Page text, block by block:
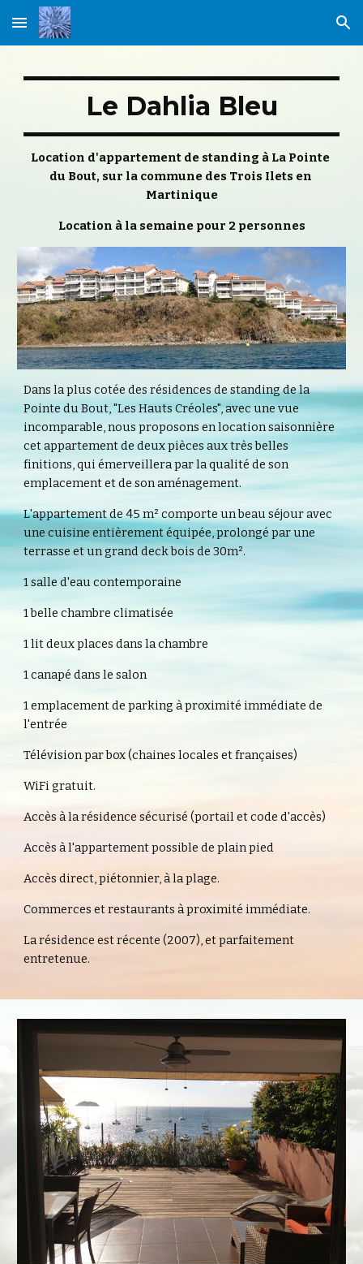
Skip to main content Skip to navigation
Le Dahlia Bleu
Location d'appartement de standing à La Pointe
du Bout, sur la commune des Trois Ilets en
Martinique
Location à la semaine pour 2 personnes
Dans la plus cotée des résidences de standing de la
Pointe du Bout, "Les Hauts Créoles", avec une vue
incomparable, nous proposons en location saisonnière
cet appartement de deux pièces aux très belles
finitions, qui émerveillera par la qualité de son
emplacement et de son aménagement.
L'appartement de 45 m² comporte un beau séjour avec
une cuisine entièrement équipée, prolongé par une
terrasse et un grand deck bois de 30m².
1 salle d'eau contemporaine
1 belle chambre climatisée
1 lit deux places dans la chambre
1 canapé dans le salon
1 emplacement de parking à proximité immédiate de
l'entrée
Télévision par box (chaines locales et françaises)
WiFi gratuit.
Accès à la résidence sécurisé (portail et code d'accès)
Accès à l'appartement possible de plain pied
Accès direct, piétonnier, à la plage.
Commerces et restaurants à proximité immédiate.
La résidence est récente (2007), et parfaitement
entretenue.